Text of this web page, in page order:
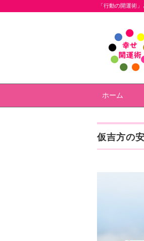
「行動の開運術
ホーム
仮吉方の